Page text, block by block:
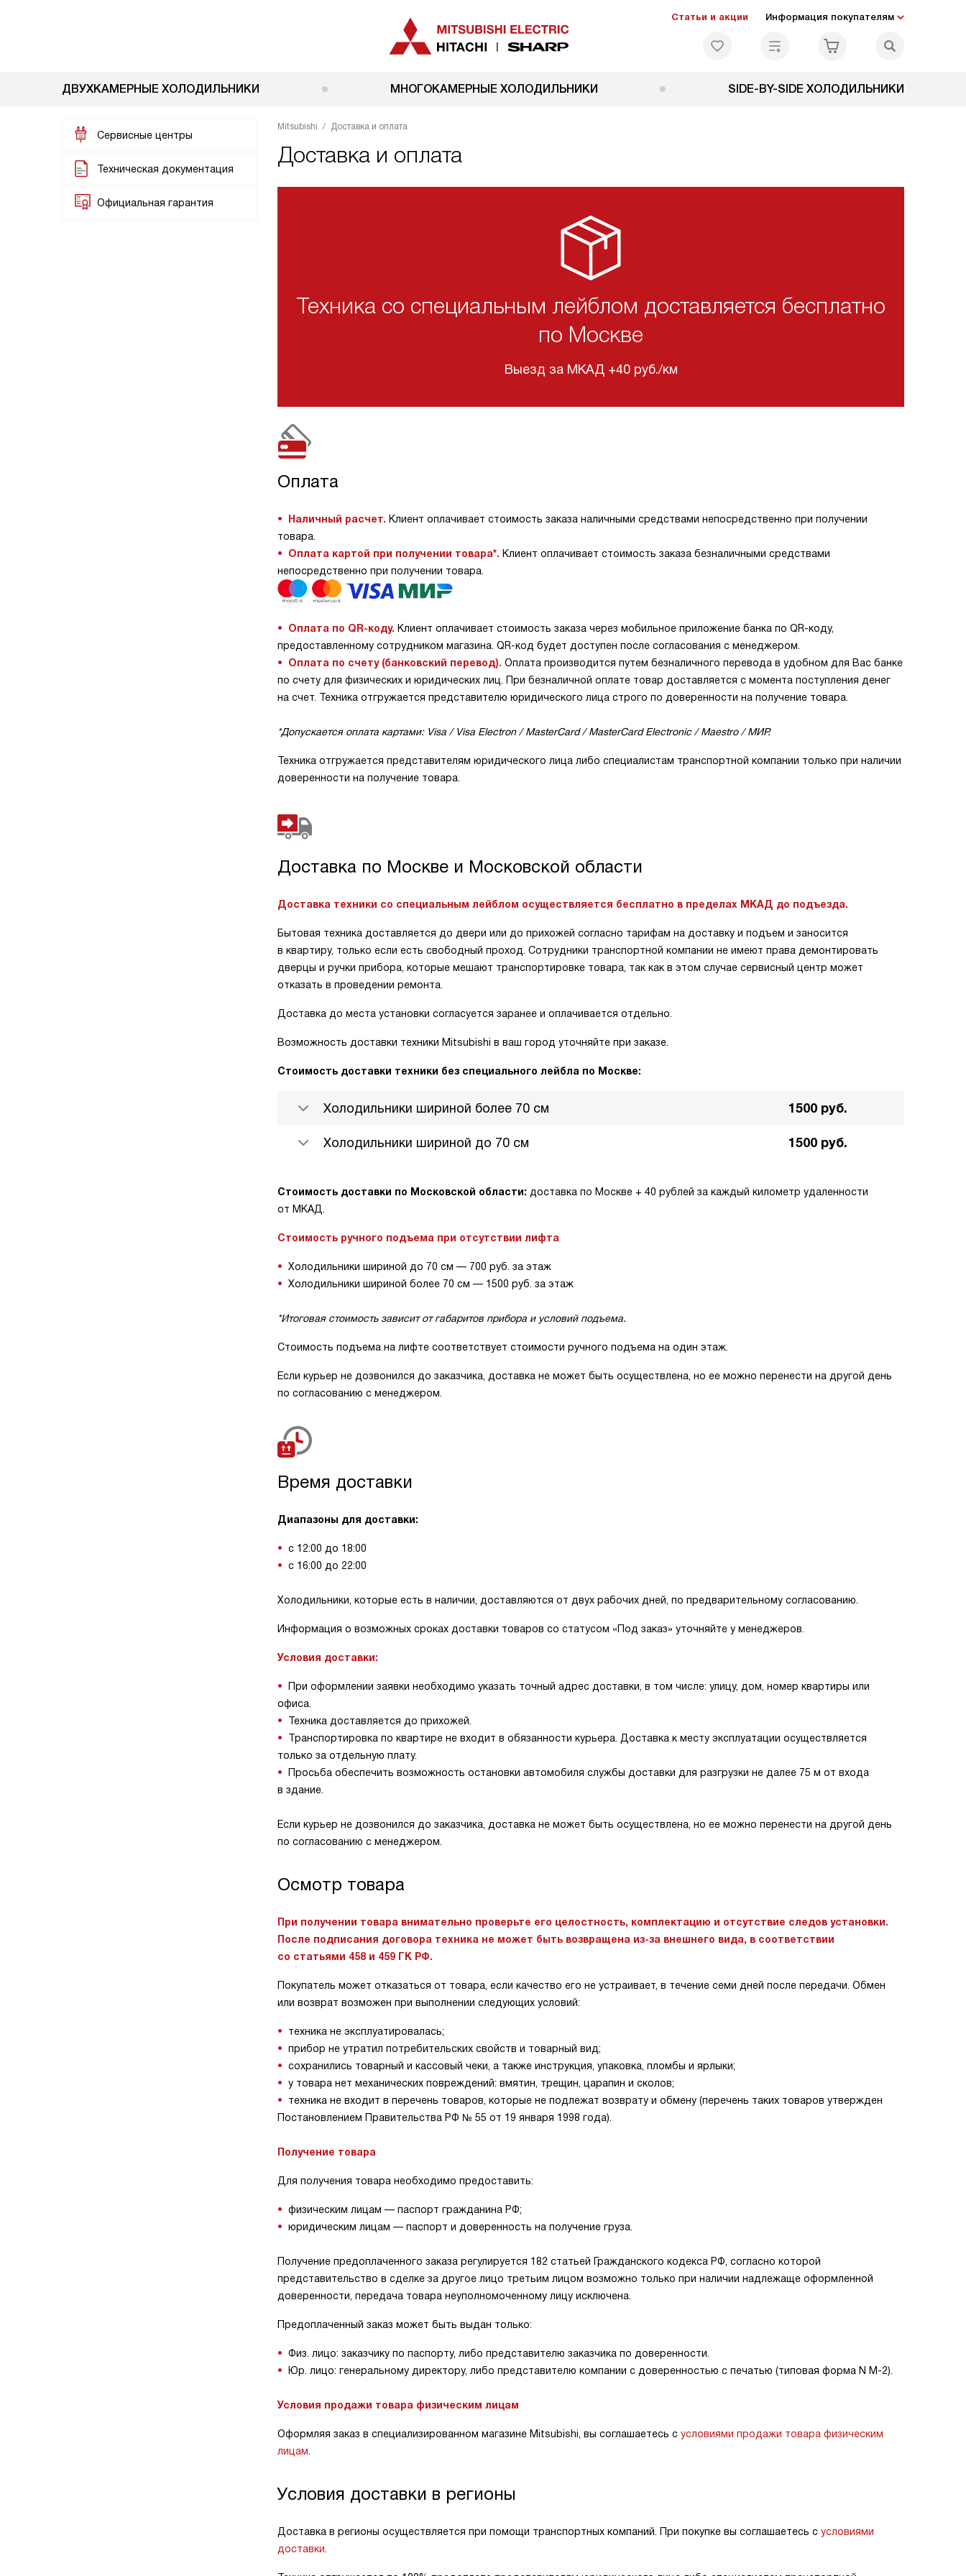
Статьи и акции Информация покупателям
ДВУХКАМЕРНЫЕ ХОЛОДИЛЬНИКИ МНОГОКАМЕРНЫЕ ХОЛОДИЛЬНИКИ SIDE-BY-SIDE ХОЛОДИЛЬНИКИ
Сервисные центры
Техническая документация
Официальная гарантия
Mitsubishi Доставка и оплата
Доставка и оплата
Техника со специальным лейблом доставляется бесплатно
по Москве
Выезд за МКАД +40 руб./км
Оплата
Наличный расчет. Клиент оплачивает стоимость заказа наличными средствами непосредственно при получении
товара.
Оплата картой при получении товара*. Клиент оплачивает стоимость заказа безналичными средствами
непосредственно при получении товара.
Оплата по QR-коду. Клиент оплачивает стоимость заказа через мобильное приложение банка по QR-коду,
предоставленному сотрудником магазина. QR-код будет доступен после согласования с менеджером.
Оплата по счету (банковский перевод). Оплата производится путем безналичного перевода в удобном для Вас банке
по счету для физических и юридических лиц. При безналичной оплате товар доставляется с момента поступления денег
на счет. Техника отгружается представителю юридического лица строго по доверенности на получение товара.
*Допускается оплата картами: Visa / Visa Electron / MasterCard / MasterCard Electronic / Maestro / МИР.
Техника отгружается представителям юридического лица либо специалистам транспортной компании только при наличии
доверенности на получение товара.
Доставка по Москве и Московской области
Доставка техники со специальным лейблом осуществляется бесплатно в пределах МКАД до подъезда.
Бытовая техника доставляется до двери или до прихожей согласно тарифам на доставку и подъем и заносится
в квартиру, только если есть свободный проход. Сотрудники транспортной компании не имеют права демонтировать
дверцы и ручки прибора, которые мешают транспортировке товара, так как в этом случае сервисный центр может
отказать в проведении ремонта.
Доставка до места установки согласуется заранее и оплачивается отдельно.
Возможность доставки техники Mitsubishi в ваш город уточняйте при заказе.
Стоимость доставки техники без специального лейбла по Москве:
Холодильники шириной более 70 см 1500 руб.
Холодильники шириной до 70 см 1500 руб.
Стоимость доставки по Московской области: доставка по Москве + 40 рублей за каждый километр удаленности
от МКАД.
Стоимость ручного подъема при отсутствии лифта
Холодильники шириной до 70 см — 700 руб. за этаж
Холодильники шириной более 70 см — 1500 руб. за этаж
*Итоговая стоимость зависит от габаритов прибора и условий подъема.
Стоимость подъема на лифте соответствует стоимости ручного подъема на один этаж.
Если курьер не дозвонился до заказчика, доставка не может быть осуществлена, но ее можно перенести на другой день
по согласованию с менеджером.
Время доставки
Диапазоны для доставки:
с 12:00 до 18:00
с 16:00 до 22:00
Холодильники, которые есть в наличии, доставляются от двух рабочих дней, по предварительному согласованию.
Информация о возможных сроках доставки товаров со статусом «Под заказ» уточняйте у менеджеров.
Условия доставки:
При оформлении заявки необходимо указать точный адрес доставки, в том числе: улицу, дом, номер квартиры или
офиса.
Техника доставляется до прихожей.
Транспортировка по квартире не входит в обязанности курьера. Доставка к месту эксплуатации осуществляется
только за отдельную плату.
Просьба обеспечить возможность остановки автомобиля службы доставки для разгрузки не далее 75 м от входа
в здание.
Если курьер не дозвонился до заказчика, доставка не может быть осуществлена, но ее можно перенести на другой день
по согласованию с менеджером.
Осмотр товара
При получении товара внимательно проверьте его целостность, комплектацию и отсутствие следов установки.
После подписания договора техника не может быть возвращена из-за внешнего вида, в соответствии
со статьями 458 и 459 ГК РФ.
Покупатель может отказаться от товара, если качество его не устраивает, в течение семи дней после передачи. Обмен
или возврат возможен при выполнении следующих условий:
техника не эксплуатировалась;
прибор не утратил потребительских свойств и товарный вид;
сохранились товарный и кассовый чеки, а также инструкция, упаковка, пломбы и ярлыки;
у товара нет механических повреждений: вмятин, трещин, царапин и сколов;
техника не входит в перечень товаров, которые не подлежат возврату и обмену (перечень таких товаров утвержден
Постановлением Правительства РФ № 55 от 19 января 1998 года).
Получение товара
Для получения товара необходимо предоставить:
физическим лицам — паспорт гражданина РФ;
юридическим лицам — паспорт и доверенность на получение груза.
Получение предоплаченного заказа регулируется 182 статьей Гражданского кодекса РФ, согласно которой
представительство в сделке за другое лицо третьим лицом возможно только при наличии надлежаще оформленной
доверенности, передача товара неуполномоченному лицу исключена.
Предоплаченный заказ может быть выдан только:
Физ. лицо: заказчику по паспорту, либо представителю заказчика по доверенности.
Юр. лицо: генеральному директору, либо представителю компании с доверенностью с печатью (типовая форма N М-2).
Условия продажи товара физическим лицам
Оформляя заказ в специализированном магазине Mitsubishi, вы соглашаетесь с условиями продажи товара физическим
лицам
Условия доставки в регионы
Доставка в регионы осуществляется при помощи транспортных компаний. При покупке вы соглашаетесь с условиями
доставки